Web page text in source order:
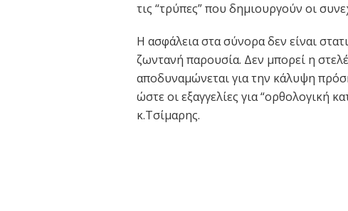
τις “τρύπες” που δημιουργούν οι
Η ασφάλεια στα σύνορα δεν είναι
ζωντανή παρουσία. Δεν μπορεί η
αποδυναμώνεται για την κάλυψη
ώστε οι εξαγγελίες για “ορθολογική
κ.Τσίμαρης.